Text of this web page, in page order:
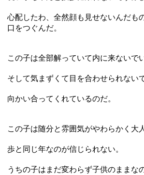
心配したわ、全然顔も見せないんだも
口をつぐんだ。
この子は全部解っていて内に来ないで
そして気まずくて目を合わせられない
向かい合ってくれているのだ。
この子は随分と雰囲気がやわらかく大
歩と同じ年なのが信じられない。
うちの子はまだ変わらず子供のままな